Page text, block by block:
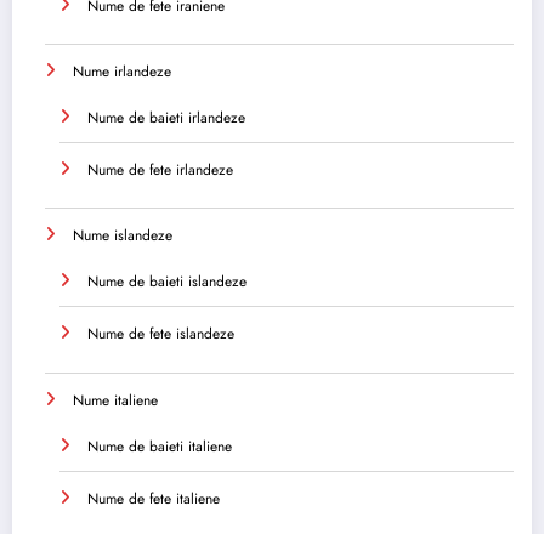
Nume de fete iraniene
Nume irlandeze
Nume de baieti irlandeze
Nume de fete irlandeze
Nume islandeze
Nume de baieti islandeze
Nume de fete islandeze
Nume italiene
Nume de baieti italiene
Nume de fete italiene